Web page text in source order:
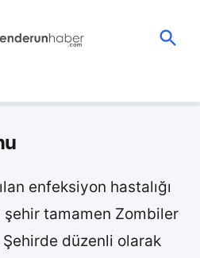
enfeksiyon hastalığı
şehir tamamen Zombiler
Şehirde düzenli olarak